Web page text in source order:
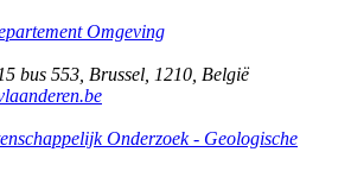
Omgeving
bus 553 Brussel 1210 België
Onderzoek - Geologische